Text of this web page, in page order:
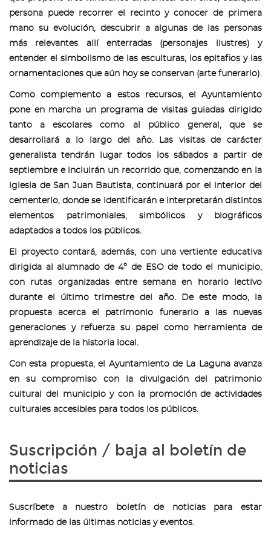
persona puede recorrer el recinto y conocer de primera
mano su evolución, descubrir a algunas de las personas
más relevantes allí enterradas (personajes ilustres) y
entender el simbolismo de las esculturas, los epitafios y las
ornamentaciones que aún hoy se conservan (arte funerario).
Como complemento a estos recursos, el Ayuntamiento
pone en marcha un programa de visitas guiadas dirigido
tanto a escolares como al público general, que se
desarrollará a lo largo del año. Las visitas de carácter
generalista tendrán lugar todos los sábados a partir de
septiembre e incluirán un recorrido que, comenzando en la
iglesia de San Juan Bautista, continuará por el interior del
cementerio, donde se identificarán e interpretarán distintos
elementos patrimoniales, simbólicos y biográficos
adaptados a todos los públicos.
El proyecto contará, además, con una vertiente educativa
dirigida al alumnado de 4º de ESO de todo el municipio,
con rutas organizadas entre semana en horario lectivo
durante el último trimestre del año. De este modo, la
propuesta acerca el patrimonio funerario a las nuevas
generaciones y refuerza su papel como herramienta de
aprendizaje de la historia local.
Con esta propuesta, el Ayuntamiento de La Laguna avanza
en su compromiso con la divulgación del patrimonio
cultural del municipio y con la promoción de actividades
culturales accesibles para todos los públicos.
Suscripción / baja al boletín de
noticias
Suscríbete a nuestro boletín de noticias para estar
informado de las últimas noticias y eventos.